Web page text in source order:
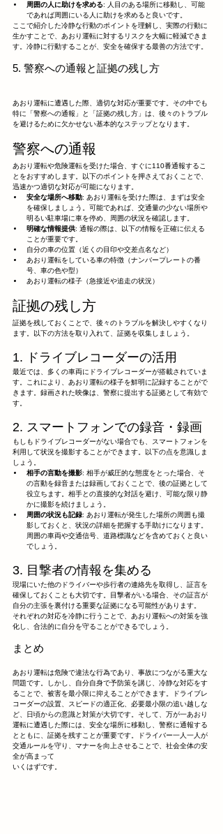
周囲の人に助けを求める: 人目のある場所に移動し、可能
であれば周囲にいる人に助けを求めると良いです。
ここで紹介した冷静な行動のポイントを理解し、実際の行動に
生かすことで、あおり運転に対するリスクを大幅に軽減できま
す。冷静に行動することが、安全を確保する最善の方法です。
5. 警察への通報と証拠の残し方
あおり運転に遭遇した際、適切な対応が重要です。その中でも
特に「警察への通報」と「証拠の残し方」は、後々のトラブル
を避けるために欠かせない基本的なステップとなります。
警察への通報
あおり運転や危険運転を受けた場合、すぐに110番通報するこ
とをおすすめします。以下のポイントを押さえておくことで、
迅速かつ適切な対応が可能になります。
安全な場所へ移動: あおり運転を受けた際は、まずは安全
を確保しましょう。可能であれば、交通量の少ない場所や
明るい駐車場に車を停め、周囲の状況を確認します。
明確な情報提供: 通報の際は、以下の情報を正確に伝える
ことが重要です。
自分の車の位置（近くの目印や交差点名など）
あおり運転をしている車の特徴（ナンバープレートの番
号、車の色や型）
あおり運転の様子（急接近や追走の状況）
証拠の残し方
証拠を残しておくことで、後々のトラブルを解決しやすくなり
ます。以下の方法を取り入れて、証拠を収集しましょう。
1. ドライブレコーダーの活用
最近では、多くの車両にドライブレコーダーが搭載されていま
す。これにより、あおり運転の様子を鮮明に記録することがで
きます。録画された映像は、警察に提出する証拠として有効で
す。
2. スマートフォンでの録音・録画
もしもドライブレコーダーがない場合でも、スマートフォンを
利用して状況を撮影することができます。以下の点を意識しま
しょう。
相手の言動を撮影: 相手が威圧的な態度をとった場合、そ
の言動を録音または録画しておくことで、後の証拠として
役立ちます。相手との直接的な対話を避け、可能な限り静
かに撮影を続けましょう。
周囲の状況も記録: あおり運転が発生した場所の周囲も撮
影しておくと、状況の詳細を把握する手助けになります。
周囲の車両や交通信号、道路標識などを含めておくと良い
でしょう。
3. 目撃者の情報を集める
現場にいた他のドライバーや歩行者の連絡先を取得し、証言を
確保しておくことも大切です。目撃者がいる場合、その証言が
自分の主張を裏付ける重要な証拠になる可能性があります。
それぞれの対応を冷静に行うことで、あおり運転への対策を強
化し、合法的に自分を守ることができるでしょう。
まとめ
あおり運転は危険で違法な行為であり、事故につながる重大な
問題です。しかし、自分自身で予防策を講じ、冷静な対応をす
ることで、被害を最小限に抑えることができます。ドライブレ
コーダーの設置、スピードの適正化、必要最小限の追い越しな
ど、日頃からの意識と対策が大切です。そして、万が一あおり
運転に遭遇した際には、安全な場所に移動し、警察に通報する
とともに、証拠を残すことが重要です。ドライバー一人一人が
交通ルールを守り、マナーを向上させることで、社会全体の安
全が高まって
いくはずです。